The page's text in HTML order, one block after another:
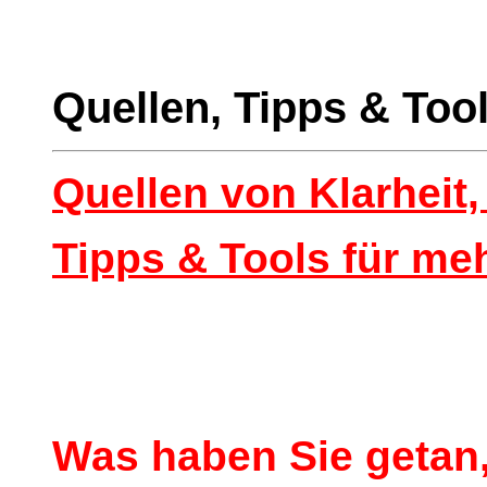
Quellen, Tipps &
Quellen von
Tipps & Tools für
Was haben Sie